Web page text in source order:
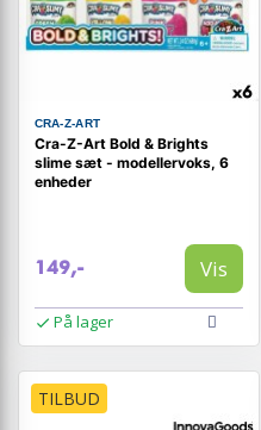
CRA-Z-ART
Cra-Z-Art Bold & Brights
slime sæt - modellervoks, 6
enheder
149,- Vis
På lager
TILBUD